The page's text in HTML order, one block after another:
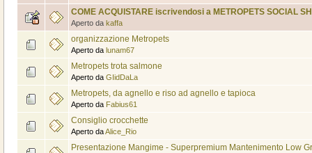
COME ACQUISTARE iscrivendosi a METROPETS SOCIAL
Aperto da kaffa
organizzazione Metropets
Aperto da lunam67
Metropets trota salmone
Aperto da GIidDaLa
Metropets, da agnello e riso ad agnello e tapioca
Aperto da Fabius61
Consiglio crocchette
Aperto daAlice_Rio
Presentazione Mangime - Superpremium Mantenimento Low